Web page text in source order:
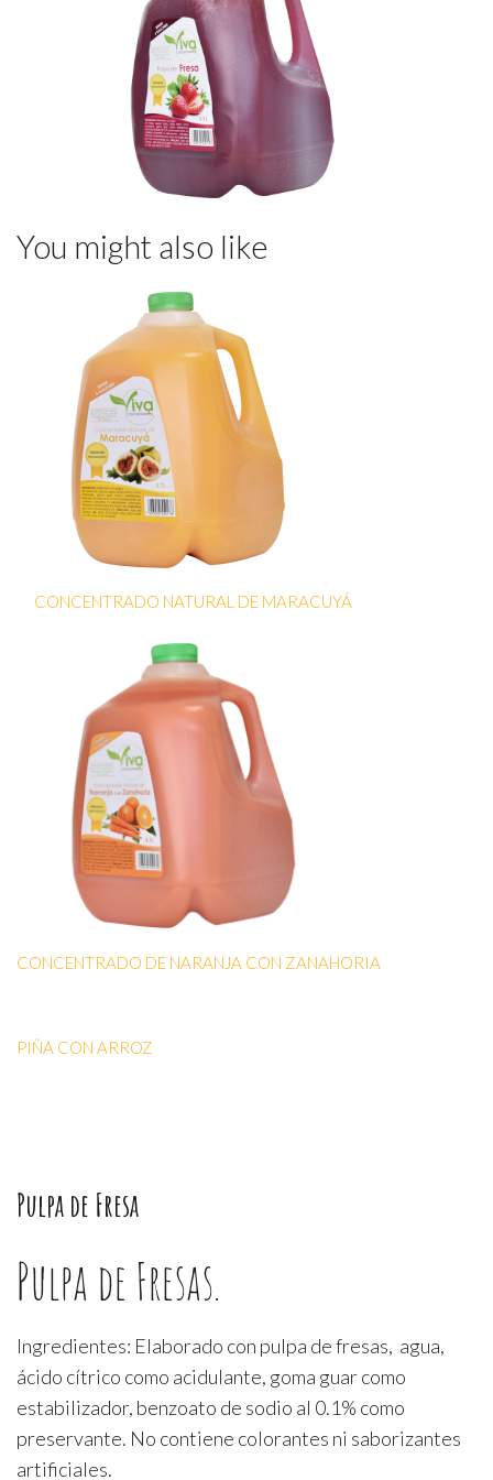
Pulpa de Fresa
Pulpa de Fresas.
Ingredientes: Elaborado con pulpa de fresas, agua,
ácido cítrico como acidulante, goma guar como
estabilizador, benzoato de sodio al 0.1% como
preservante. No contiene colorantes ni saborizantes
artificiales.
You might also like
CONCENTRADO NATURAL DE MARACUYÁ
CONCENTRADO DE NARANJA CON ZANAHORIA
PIÑA CON ARROZ